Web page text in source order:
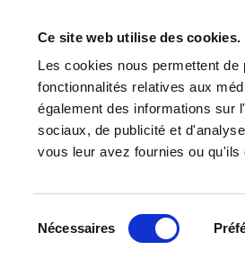
Ce site web utilise des cookies.
Les cookies nous permettent
fonctionnalités relatives aux
également des informations sur
sociaux, de publicité et
vous leur avez fournies ou
Nécessaires
AU BEST SELLER
/ Maison & jardin / Intérieurs & décoration
LES LIVRES SONT